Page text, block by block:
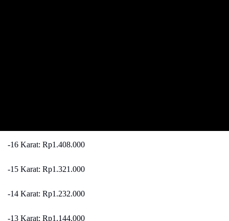
-16 Karat: Rp1.408.000
-15 Karat: Rp1.321.000
-14 Karat: Rp1.232.000
-13 Karat: Rp1.144.000